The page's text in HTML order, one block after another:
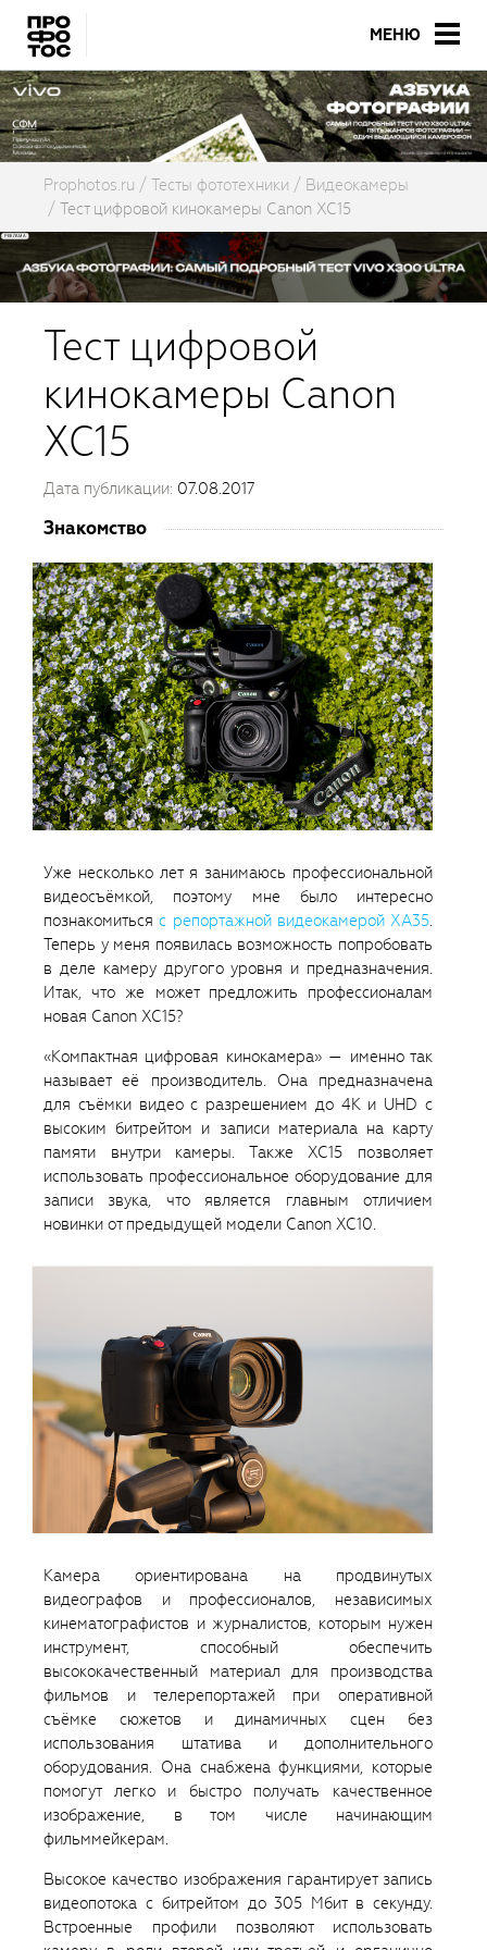
МЕНЮ
Prophotos.ru Тесты фототехники
Видеокамеры
Тест цифровой кинокамеры Canon XC15
Тест цифровой
кинокамеры Canon
XC15
Дата публикации: 07.08.2017
Знакомство
Уже несколько лет я занимаюсь профессиональной
видеосъёмкой, поэтому мне было интересно
познакомитьсяс репортажной видеокамерой XA35.
Теперь у меня появилась возможность попробовать
в деле камеру другого уровня и предназначения.
Итак, что же может предложить профессионалам
новая Canon XC15?
«Компактная цифровая кинокамера» — именно так
называет её производитель. Она предназначена
для съёмки видео с разрешением до 4К и UHD с
высоким битрейтом и записи материала на карту
памяти внутри камеры. Также XC15 позволяет
использовать профессиональное оборудование для
записи звука, что является главным отличием
новинки от предыдущей модели Canon XC10.
Камера ориентирована на продвинутых
видеографов и профессионалов, независимых
кинематографистов и журналистов, которым нужен
инструмент, способный обеспечить
высококачественный материал для производства
фильмов и телерепортажей при оперативной
съёмке сюжетов и динамичных сцен без
использования штатива и дополнительного
оборудования. Она снабжена функциями, которые
помогут легко и быстро получать качественное
изображение, в том числе начинающим
фильммейкерам.
Высокое качество изображения гарантирует запись
видеопотока с битрейтом до 305 Мбит в секунду.
Встроенные профили позволяют использовать